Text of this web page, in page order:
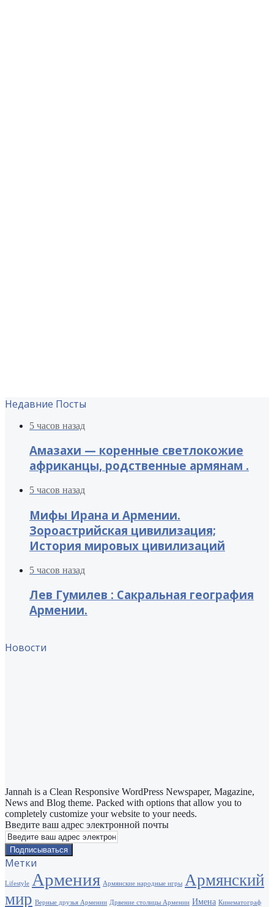
Недавние Посты
5 часов назад
Амазахи — коренные светлокожие
африканцы, родственные армянам .
5 часов назад
Мифы Ирана и Армении.
Зороастрийская цивилизация;
История мировых цивилизаций
5 часов назад
Лев Гумилев : Сакральная география
Армении.
Новости
Jannah is a Clean Responsive WordPress Newspaper, Magazine,
News and Blog theme. Packed with options that allow you to
completely customize your website to your needs.
Введите ваш адрес электронной почты
Метки
Lifestyle Армения Армянские народные игры Армянский
мир Верные друзья Армении Дрвение столицы Армении Имена Кинематограф